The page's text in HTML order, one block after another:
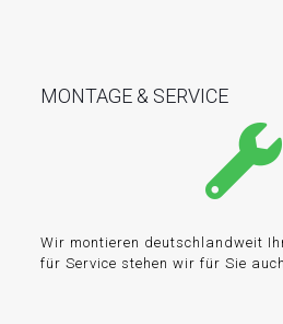
MONTAGE & SERVICE
Wir montieren deutschlandweit
für Service stehen wir für Sie